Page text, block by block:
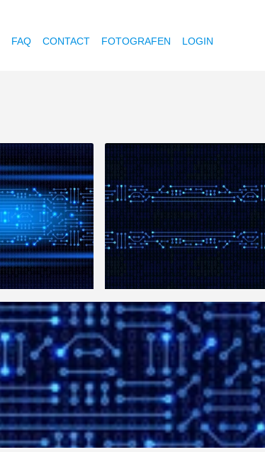
FAQ CONTACT FOTOGRAFEN LOGIN